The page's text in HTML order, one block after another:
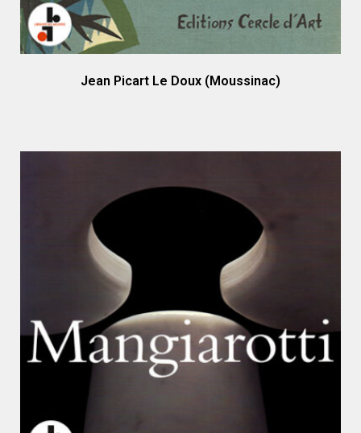
Jean Picart Le Doux (Moussinac)